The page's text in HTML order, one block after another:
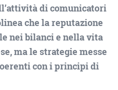
di comunicatori
che la reputazione
nei bilanci e nella vita
ma le strategie messe
con i principi di